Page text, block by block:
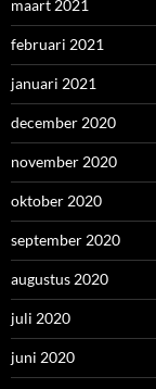
maart 2021
februari 2021
januari 2021
december 2020
november 2020
oktober 2020
september 2020
augustus 2020
juli 2020
juni 2020